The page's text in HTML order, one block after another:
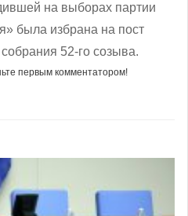
на выборах партии
была избрана на пост
52-го созыва.
первым комментатором!